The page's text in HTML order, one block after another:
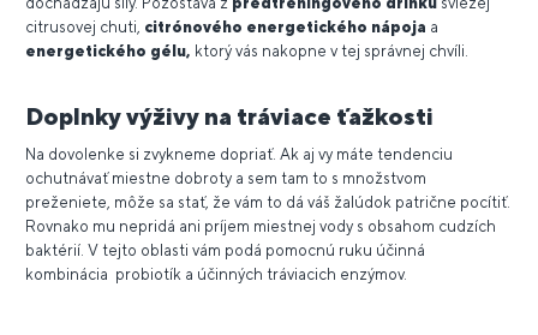
citrusovej chuti, citrónového energetického nápoja a
energetického gélu, ktorý vás nakopne v tej správnej chvíli.
Doplnky výživy na tráviace ťažkosti
Na dovolenke si zvykneme dopriať. Ak aj vy máte tendenciu
ochutnávať miestne dobroty a sem tam to s množstvom
preženiete, môže sa stať, že vám to dá váš žalúdok patrične pocítiť.
Rovnako mu nepridá ani príjem miestnej vody s obsahom cudzích
baktérií. V tejto oblasti vám podá pomocnú ruku účinná
kombinácia probiotík a účinných tráviacich enzýmov.